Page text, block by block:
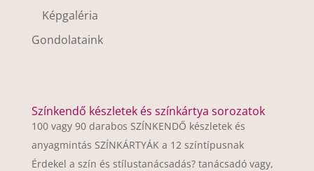
Képgaléria
Gondolataink
Színkendő készletek és színkártya sorozatok
100 vagy 90 darabos SZÍNKENDŐ készletek és
anyagmintás SZÍNKÁRTYÁK a 12 színtípusnak
Érdekel a szín és stílustanácsadás? tanácsadó vagy,